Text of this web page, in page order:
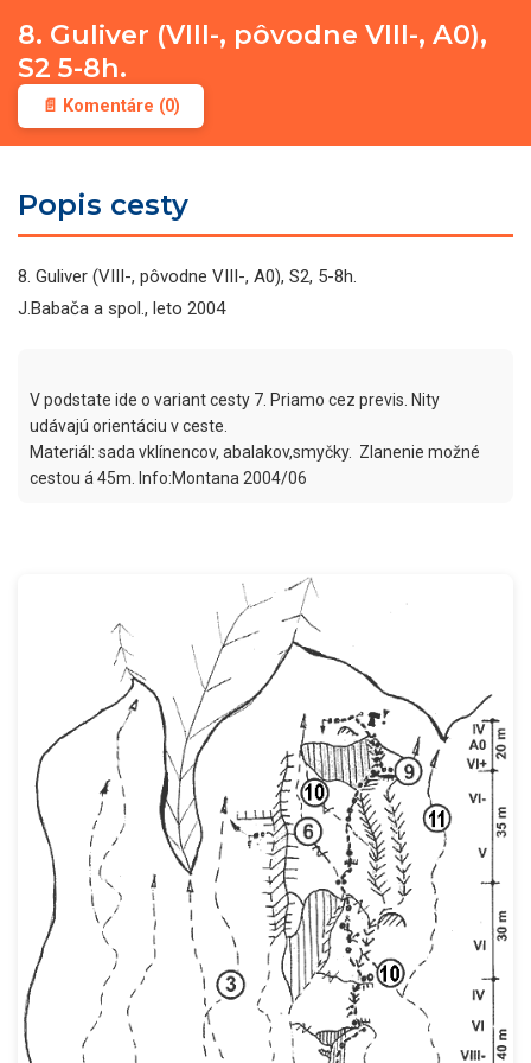
8. Guliver (VIII-, pôvodne VIII-, A0),
S2 5-8h.
📄 Komentáre (0)
Popis cesty
8. Guliver (VIII-, pôvodne VIII-, A0), S2, 5-8h.
J.Babača a spol., leto 2004
V podstate ide o variant cesty 7. Priamo cez previs. Nity
udávajú orientáciu v ceste.
Materiál: sada vklínencov, abalakov,smyčky.  Zlanenie možné
cestou á 45m. Info:Montana 2004/06